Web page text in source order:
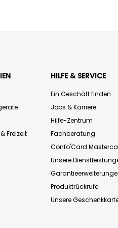
Freizeit
HILFE & SERVICE
Ein Geschäft finden
Jobs & Karriere
Hilfe-Zentrum
Fachberatung
Confo'Card
Unsere
Produktrückrufe
Unsere